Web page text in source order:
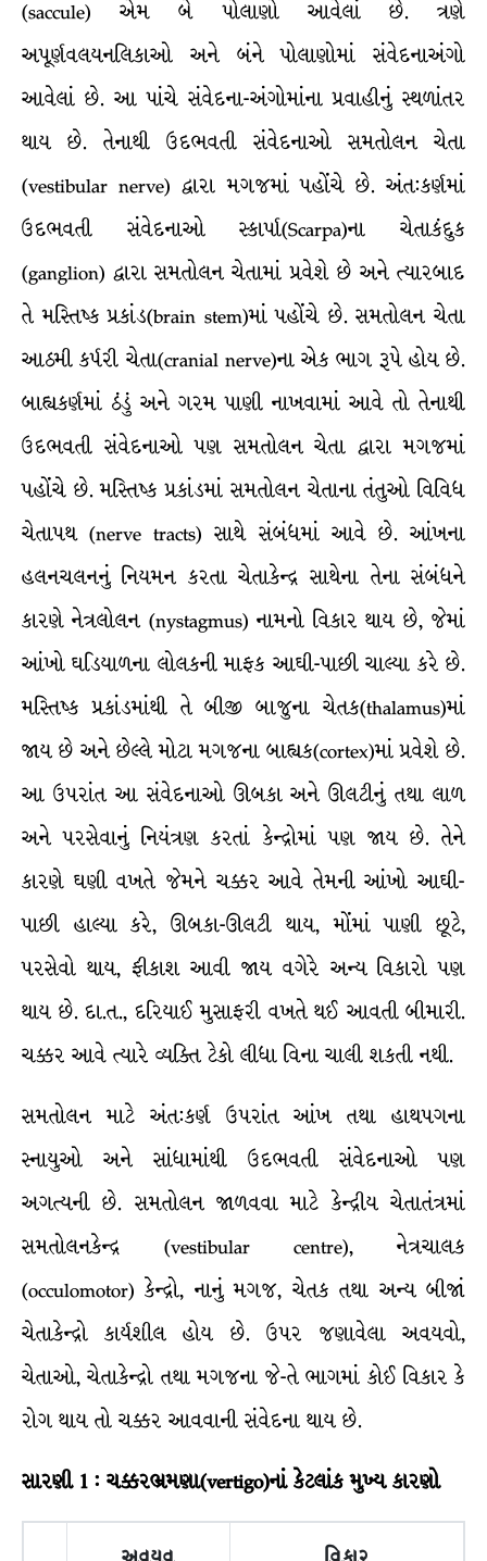
(saccule) એમ બે પોલાણો આવેલાં છે. ત્રણે
અપૂર્ણવલયનલિકાઓ અને બંને પોલાણોમાં સંવેદનાઅંગો
આવેલાં છે. આ પાંચે સંવેદના-અંગોમાંના પ્રવાહીનું સ્થળાંતર
થાય છે. તેનાથી ઉદભવતી સંવેદનાઓ સમતોલન ચેતા
(vestibular nerve) દ્વારા મગજમાં પહોંચે છે. અંત:કર્ણમાં
ઉદભવતી સંવેદનાઓ સ્કાર્પા(Scarpa)ના ચેતાકંદુક
(ganglion) દ્વારા સમતોલન ચેતામાં પ્રવેશે છે અને ત્યારબાદ
તે મસ્તિષ્ક પ્રકાંડ(brain stem)માં પહોંચે છે. સમતોલન ચેતા
આઠમી કર્પરી ચેતા(cranial nerve)ના એક ભાગ રૂપે હોય છે.
બાહ્યકર્ણમાં ઠંડું અને ગરમ પાણી નાખવામાં આવે તો તેનાથી
ઉદભવતી સંવેદનાઓ પણ સમતોલન ચેતા દ્વારા મગજમાં
પહોંચે છે. મસ્તિષ્ક પ્રકાંડમાં સમતોલન ચેતાના તંતુઓ વિવિધ
ચેતાપથ (nerve tracts) સાથે સંબંધમાં આવે છે. આંખના
હલનચલનનું નિયમન કરતા ચેતાકેન્દ્ર સાથેના તેના સંબંધને
કારણે નેત્રલોલન (nystagmus) નામનો વિકાર થાય છે, જેમાં
આંખો ઘડિયાળના લોલકની માફક આઘી-પાછી ચાલ્યા કરે છે.
મસ્તિષ્ક પ્રકાંડમાંથી તે બીજી બાજુના ચેતક(thalamus)માં
જાય છે અને છેલ્લે મોટા મગજના બાહ્યક(cortex)માં પ્રવેશે છે.
આ ઉપરાંત આ સંવેદનાઓ ઊબકા અને ઊલટીનું તથા લાળ
અને પરસેવાનું નિયંત્રણ કરતાં કેન્દ્રોમાં પણ જાય છે. તેને
કારણે ઘણી વખતે જેમને ચક્કર આવે તેમની આંખો આઘી-
પાછી હાલ્યા કરે, ઊબકા-ઊલટી થાય, મોંમાં પાણી છૂટે,
પરસેવો થાય, ફીકાશ આવી જાય વગેરે અન્ય વિકારો પણ
થાય છે. દા.ત., દરિયાઈ મુસાફરી વખતે થઈ આવતી બીમારી.
ચક્કર આવે ત્યારે વ્યક્તિ ટેકો લીધા વિના ચાલી શકતી નથી.
સમતોલન માટે અંત:કર્ણ ઉપરાંત આંખ તથા હાથપગના
સ્નાયુઓ અને સાંધામાંથી ઉદભવતી સંવેદનાઓ પણ
અગત્યની છે. સમતોલન જાળવવા માટે કેન્દ્રીય ચેતાતંત્રમાં
સમતોલનકેન્દ્ર (vestibular centre), નેત્રચાલક
(occulomotor) કેન્દ્રો, નાનું મગજ, ચેતક તથા અન્ય બીજાં
ચેતાકેન્દ્રો કાર્યશીલ હોય છે. ઉપર જણાવેલા અવયવો,
ચેતાઓ, ચેતાકેન્દ્રો તથા મગજના જે-તે ભાગમાં કોઈ વિકાર કે
રોગ થાય તો ચક્કર આવવાની સંવેદના થાય છે.
સારણી 1 : ચક્કરભ્રમણા(vertigo)નાં કેટલાંક મુખ્ય કારણો